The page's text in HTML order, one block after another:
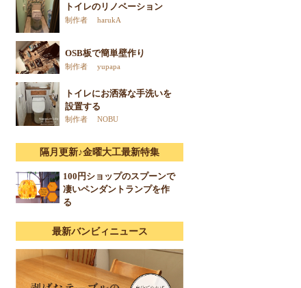
トイレのリノベーション
制作者 harukA
OSB板で簡単壁作り
制作者 yupapa
トイレにお洒落な手洗いを
設置する
制作者 NOBU
隔月更新♪金曜大工最新特集
100円ショップのスプーンで
凄いペンダントランプを作
る
最新バンビィニュース